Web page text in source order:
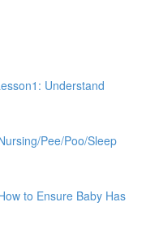
Understand
Pee/Poo/Sleep
to Ensure Baby Has